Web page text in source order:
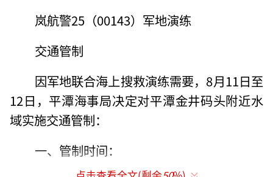
岚航警25（00143）军地演练
交通管制
因军地联合海上搜救演练需要，8月11日至
12日，平潭海事局决定对平潭金井码头附近水
域实施交通管制：
一、管制时间：